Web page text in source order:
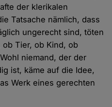
der klerikalen
Tatsache nämlich, dass
ungerecht sind, töten
Tier, ob Kind, ob
niemand, der der
ist, käme auf die Idee,
Werk eines gerechten